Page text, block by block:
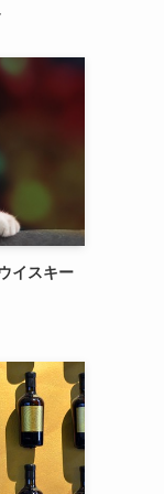
イスキー